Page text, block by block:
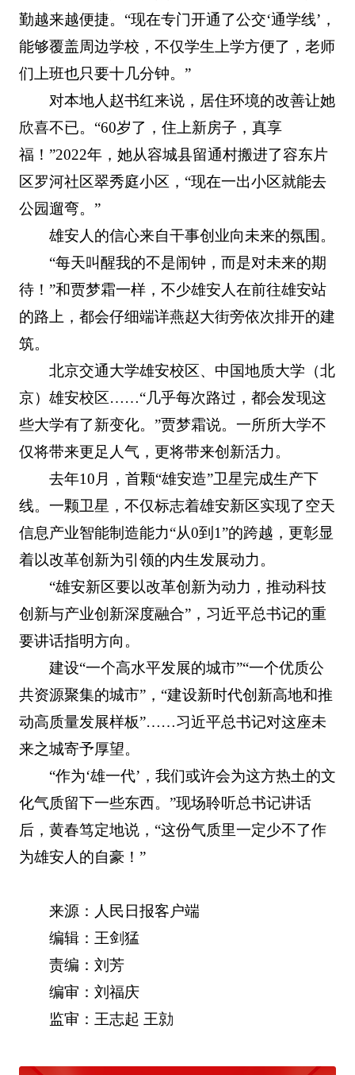
勤越来越便捷。“现在专门开通了公交‘通学线’，
能够覆盖周边学校，不仅学生上学方便了，老师
们上班也只要十几分钟。”
对本地人赵书红来说，居住环境的改善让她
欣喜不已。“60岁了，住上新房子，真享
福！”2022年，她从容城县留通村搬进了容东片
区罗河社区翠秀庭小区，“现在一出小区就能去
公园遛弯。”
雄安人的信心来自干事创业向未来的氛围。
“每天叫醒我的不是闹钟，而是对未来的期
待！”和贾梦霜一样，不少雄安人在前往雄安站
的路上，都会仔细端详燕赵大街旁依次排开的建
筑。
北京交通大学雄安校区、中国地质大学（北
京）雄安校区……“几乎每次路过，都会发现这
些大学有了新变化。”贾梦霜说。一所所大学不
仅将带来更足人气，更将带来创新活力。
去年10月，首颗“雄安造”卫星完成生产下
线。一颗卫星，不仅标志着雄安新区实现了空天
信息产业智能制造能力“从0到1”的跨越，更彰显
着以改革创新为引领的内生发展动力。
“雄安新区要以改革创新为动力，推动科技
创新与产业创新深度融合”，习近平总书记的重
要讲话指明方向。
建设“一个高水平发展的城市”“一个优质公
共资源聚集的城市”，“建设新时代创新高地和推
动高质量发展样板”……习近平总书记对这座未
来之城寄予厚望。
“作为‘雄一代’，我们或许会为这方热土的文
化气质留下一些东西。”现场聆听总书记讲话
后，黄春笃定地说，“这份气质里一定少不了作
为雄安人的自豪！”
来源：人民日报客户端
编辑：王剑猛
责编：刘芳
编审：刘福庆
监审：王志起 王勍